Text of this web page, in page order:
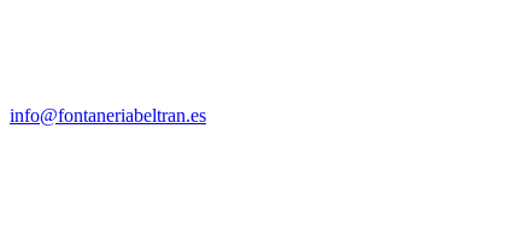
info@fontaneriabeltran.es